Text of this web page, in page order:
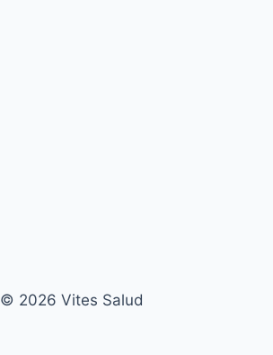
© 2026 Vites Salud